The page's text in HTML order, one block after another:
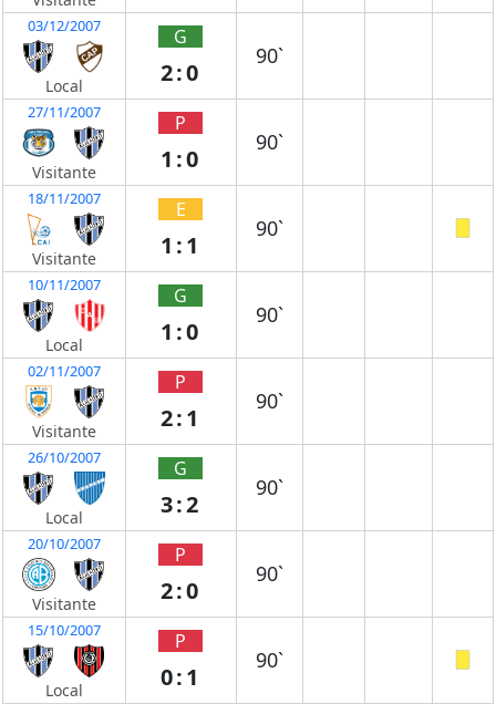
03/12/2007
Local
G
2:0
90`
27/11/2007
Visitante
P
1:0
90`
18/11/2007
Visitante
E
1:1
90`
10/11/2007
Local
G
1:0
90`
02/11/2007
Visitante
P
2:1
90`
26/10/2007
Local
G
3:2
90`
20/10/2007
Visitante
P
2:0
90`
15/10/2007
Local
P
0:1
90`